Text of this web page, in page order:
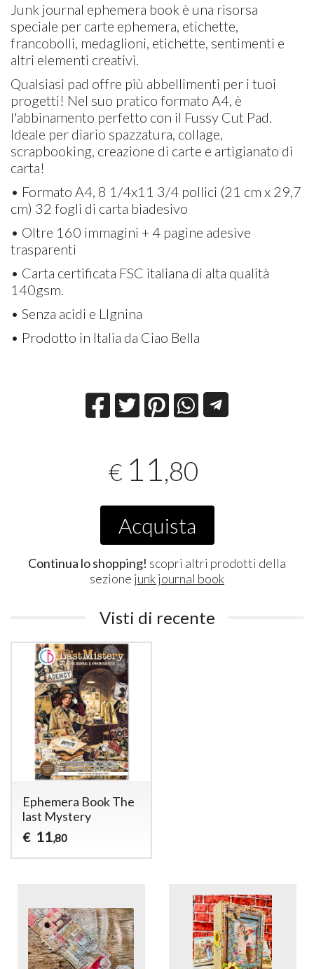
Junk journal ephemera book è una risorsa
speciale per carte ephemera, etichette,
francobolli, medaglioni, etichette, sentimenti e
altri elementi creativi.
Qualsiasi pad offre più abbellimenti per i tuoi
progetti! Nel suo pratico formato A4, è
l'abbinamento perfetto con il Fussy Cut Pad.
Ideale per diario spazzatura, collage,
scrapbooking, creazione di carte e artigianato di
carta!
• Formato A4, 8 1/4x11 3/4 pollici (21 cm x 29,7
cm) 32 fogli di carta biadesivo
• Oltre 160 immagini + 4 pagine adesive
trasparenti
• Carta certificata FSC italiana di alta qualità
140gsm.
• Senza acidi e Llgnina
• Prodotto in Italia da Ciao Bella
€ 11,80
Acquista
Continua lo shopping! scopri altri prodotti della
sezione junk journal book
Visti di recente
Ephemera Book The
last Mystery
€ 11,80